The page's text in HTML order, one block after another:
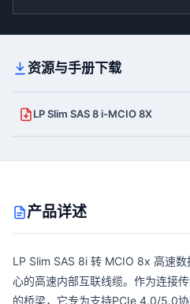
资源与手册下载
LP Slim SAS 8 i-MCIO 8X
产品详述
LP Slim SAS 8i 转 MCIO 8x 高速
心的高速内部互联线缆。作为连接
的桥梁，它专为支持PCIe 4.0/5.0